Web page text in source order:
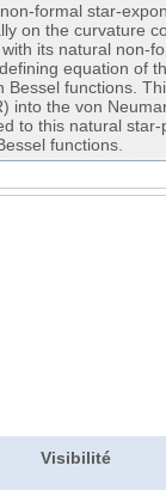
formal star-
on the curvature
its natural non-
equation of
Bessel functions.
into the von
to this natural
functions.
Visibilité